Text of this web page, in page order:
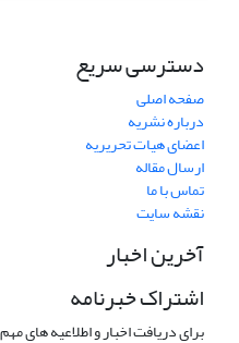
دسترسی سریع
صفحه اصلی
درباره نشریه
اعضای هیات تحریریه
ارسال مقاله
تماس با ما
نقشه سایت
آخرین اخبار
اشتراک خبرنامه
برای دریافت اخبار و اطلاعیه های